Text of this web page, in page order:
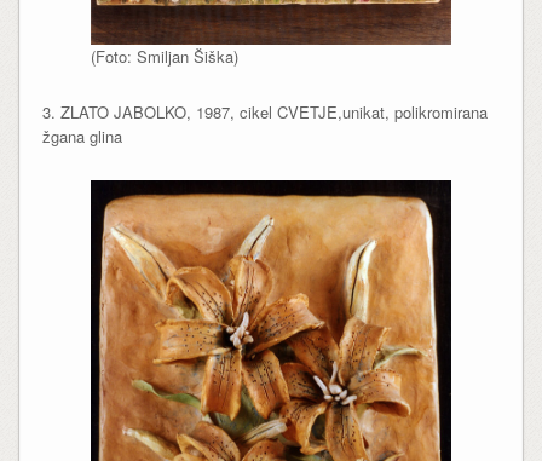
(Foto: Smiljan Šiška)
3. ZLATO JABOLKO, 1987, cikel CVETJE,unikat, polikromirana
žgana glina